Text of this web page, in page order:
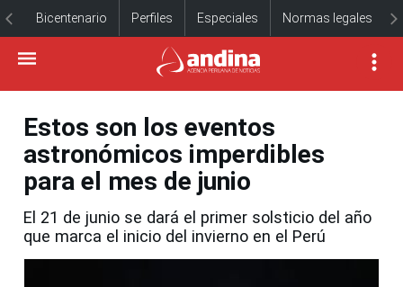
Bicentenario Perfiles Especiales Normas legales
Estos son los eventos
astronómicos imperdibles
para el mes de junio
El 21 de junio se dará el primer solsticio del año
que marca el inicio del invierno en el Perú